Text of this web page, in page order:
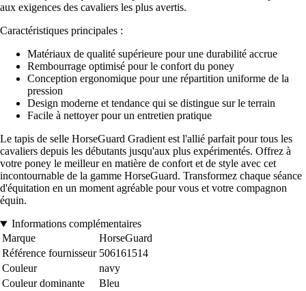
aux exigences des cavaliers les plus avertis.
Caractéristiques principales :
Matériaux de qualité supérieure pour une durabilité accrue
Rembourrage optimisé pour le confort du poney
Conception ergonomique pour une répartition uniforme de la
pression
Design moderne et tendance qui se distingue sur le terrain
Facile à nettoyer pour un entretien pratique
Le tapis de selle HorseGuard Gradient est l'allié parfait pour tous les
cavaliers depuis les débutants jusqu'aux plus expérimentés. Offrez à
votre poney le meilleur en matière de confort et de style avec cet
incontournable de la gamme HorseGuard. Transformez chaque séance
d'équitation en un moment agréable pour vous et votre compagnon
équin.
Informations complémentaires
Marque
HorseGuard
Référence fournisseur 506161514
Couleur
navy
Couleur dominante
Bleu